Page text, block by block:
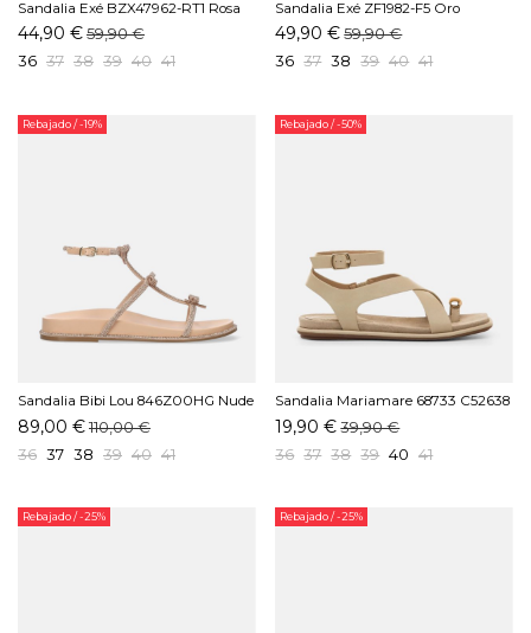
Sandalia Exé BZX47962-RT1 Rosa
44,90 €59,90 €
36 37 38 39 40 41
Sandalia Exé ZF1982-F5 Oro
49,90 € 59,90 €
36 37 38 39 40 41
Rebajado/ -19%
Sandalia Bibi Lou 846Z00HG Nude
89,00 €110,00 €
36 37 38 39 40 41
Rebajado/ -50%
Sandalia Mariamare 68733 C52638
Crema
19,90 € 39,90 €
36 37 38 39 40 41
Rebajado/ -25% Rebajado/ -25%